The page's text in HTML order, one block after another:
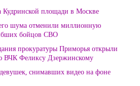
Кудринской площади в Москве
шума отменили миллионную
бойцов СВО
прокуратуры Приморья открыли
ВЧК Феликсу Дзержинскому
снимавших видео на фоне